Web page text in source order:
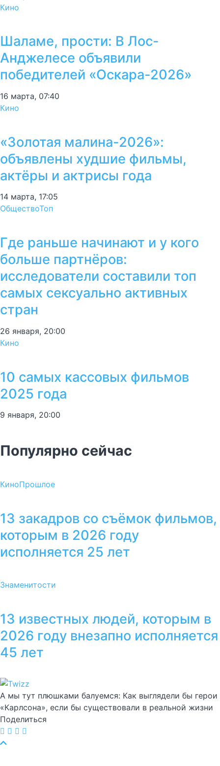
Кино
Шаламе, прости: В Лос-
Анджелесе объявили
победителей «Оскара-2026»
16 марта, 07:40
Кино
«Золотая малина-2026»:
объявлены худшие фильмы,
актёры и актрисы года
14 марта, 17:05
ОбществоТоп
Где раньше начинают и у кого
больше партнёров:
исследователи составили топ
самых сексуально активных
стран
26 января, 20:00
Кино
10 самых кассовых фильмов
2025 года
9 января, 20:00
Популярно сейчас
КиноПрошлое
13 закадров со съёмок фильмов,
которым в 2026 году
исполняется 25 лет
Знаменитости
13 известных людей, которым в
2026 году внезапно исполняется
45 лет
А мы тут плюшками балуемся: Как выглядели бы герои
«Карлсона», если бы существовали в реальной жизни
Поделиться